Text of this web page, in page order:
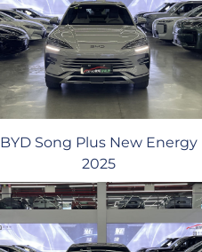
BYD Song Plus New Energy
2025